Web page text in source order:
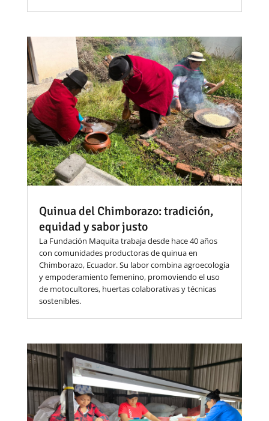
Quinua del Chimborazo: tradición,
equidad y sabor justo
La Fundación Maquita trabaja desde hace 40 años
con comunidades productoras de quinua en
Chimborazo, Ecuador. Su labor combina agroecología
y empoderamiento femenino, promoviendo el uso
de motocultores, huertas colaborativas y técnicas
sostenibles.